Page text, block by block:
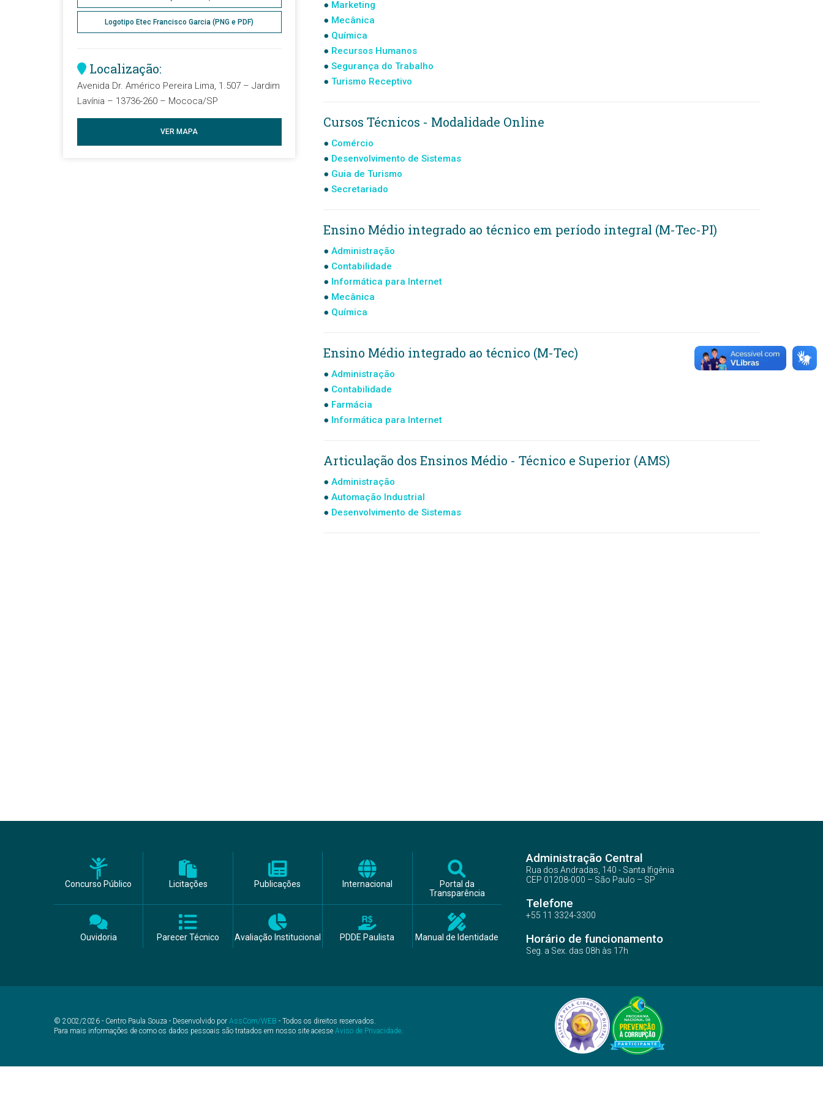
Marketing
Mecânica
Química
Recursos Humanos
Segurança do Trabalho
Turismo Receptivo
Cursos Técnicos - Modalidade Online
Comércio
Desenvolvimento de Sistemas
Guia de Turismo
Secretariado
Ensino Médio integrado ao técnico em período integral (M-Tec-PI)
Administração
Contabilidade
Informática para Internet
Mecânica
Química
Ensino Médio integrado ao técnico (M-Tec)
Administração
Contabilidade
Farmácia
Informática para Internet
Articulação dos Ensinos Médio - Técnico e Superior (AMS)
Administração
Automação Industrial
Desenvolvimento de Sistemas
Logotipo Etec Francisco Garcia (PNG e PDF)
Localização:
Avenida Dr. Américo Pereira Lima, 1.507 – Jardim
Lavínia – 13736-260 – Mococa/SP
VER MAPA
Concurso Público Licitações Publicações Internacional
Portal da
Transparência
Ouvidoria Parecer Técnico Avaliação Institucional PDDE Paulista Manual de Identidade
Administração Central
Rua dos Andradas, 140 - Santa Ifigênia
CEP 01208-000 – São Paulo – SP
Telefone
+55 11 3324-3300
Horário de funcionamento
Seg. a Sex. das 08h às 17h
© 2002/2026 - Centro Paula Souza - Desenvolvido por AssCom/WEB - Todos os direitos reservados.
Para mais informações de como os dados pessoais são tratados em nosso site acesse Aviso de Privacidade